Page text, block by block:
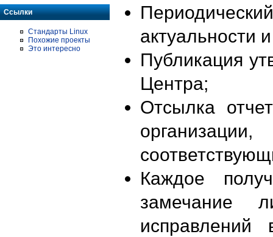
Ссылки
Стандарты Linux
Похожие проекты
Это интересно
актуальности
Публикация
Центра;
Отсылка
Каждое
замечание
исправлений